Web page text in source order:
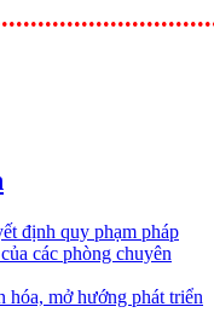
định quy phạm pháp
các phòng chuyên
hóa, mở hướng phát triển